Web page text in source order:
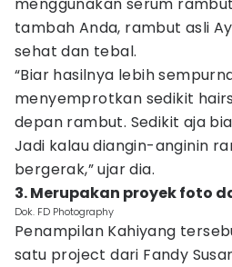
tambah Anda, rambut asli
sehat dan tebal.
“Biar hasilnya lebih
menyemprotkan sedikit
depan rambut. Sedikit aja
Jadi kalau diangin-anginin
bergerak,” ujar dia.
3. Merupakan proyek foto
Dok. FD Photography
Penampilan Kahiyang
satu project dari Fandy